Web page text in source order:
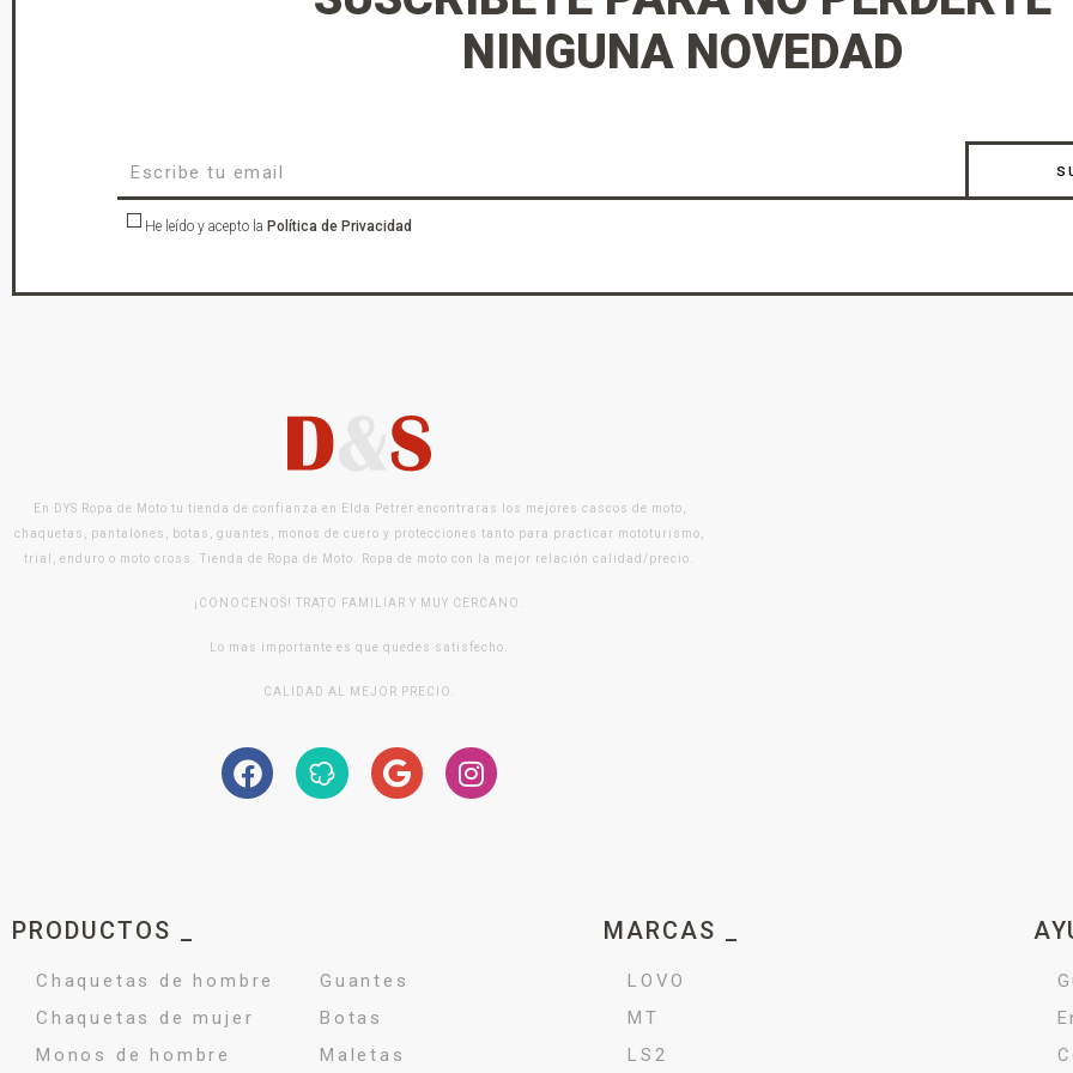
NINGUNA NOVEDAD
He leído y acepto la Política de Privacidad
En DYS Ropa de Moto tu tienda de confianza en Elda Petrer encontraras los mejores cascos de moto,
chaquetas, pantalones, botas, guantes, monos de cuero y protecciones tanto para practicar mototurismo,
trial, enduro o moto cross. Tienda de Ropa de Moto. Ropa de moto con la mejor relación calidad/precio.
¡CONOCENOS! TRATO FAMILIAR Y MUY CERCANO.
Lo mas importante es que quedes satisfecho.
CALIDAD AL MEJOR PRECIO.
PRODUCTOS _
Chaquetas de hombre
Chaquetas de mujer
Monos de hombre
Guantes
Botas
Maletas
MARCAS _
LOVO
MT
LS2